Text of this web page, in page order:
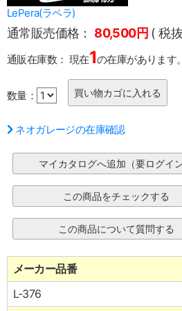
LePera(ラペラ)
通常販売価格： 80,500円 ( 税
通販在庫数： 現在1の在庫があります。
数量：
ネオガレージの在庫確認
メーカー品番
L-376